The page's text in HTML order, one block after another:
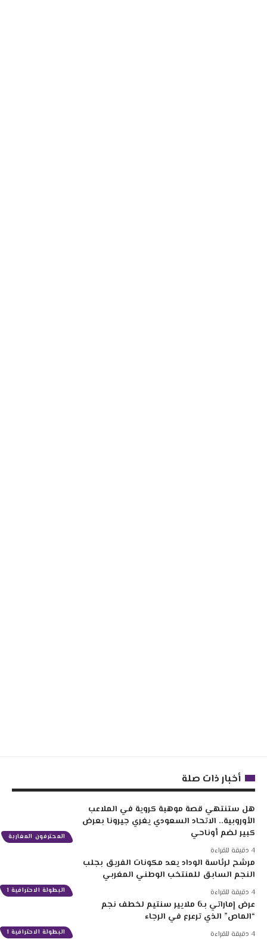
أخبار ذات صلة
المحترفون المغاربة
هل ستنتهي قصة موهبة كروية في الملاعب
الأوروبية.. الاتحاد السعودي يغري جيرونا بعرض
كبير لضم أوناحي
البطولة الاحترافية 1
مرشح لرئاسة الوداد يعد مكونات الفريق بجلب
النجم السابق للمنتخب الوطني المغربي
البطولة الاحترافية 1
عرض إماراتي بـ6 ملايير سنتيم لخطف نجم
“الماص” الذي ترعرع في الرجاء